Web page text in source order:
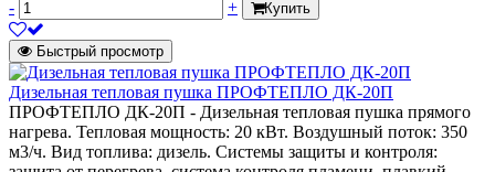
-
+ Купить
Быстрый просмотр
Дизельная тепловая пушка ПРОФТЕПЛО ДК-20П
ПРОФТЕПЛО ДК-20П - Дизельная тепловая пушка прямого
нагрева. Тепловая мощность: 20 кВт. Воздушный поток: 350
м3/ч. Вид топлива: дизель. Системы защиты и контроля: